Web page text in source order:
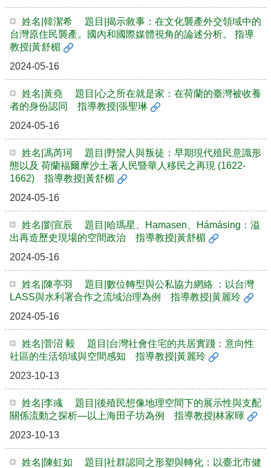
姓名|韓潔希 題目|揭示敘事：在文化襲產外交領域中的
台灣原住民襲產。國內和國際媒體視角的論述分析。 指導
教授|黃舒楣
2024-05-16
姓名|黃堯 題目|心之所在就是家：在荷蘭的臺灣被收養
者的身份認同 指導教授|張聖琳
2024-05-16
姓名|馮芮珂 題目|野蠻人與叛徒：早期現代殖民意識形
態以及 荷蘭福爾摩沙土著人民暨華人移民之再現 (1622-
1662) 指導教授|黃舒楣
2024-05-16
姓名|劉宣辰 題目|哈瑪星、Hamasen、Hámásing：溢
出再造歷史現場的空間政治 指導教授|黃舒楣
2024-05-16
姓名|陳亭羽 題目|數位轉型與公私協力網絡 ：以台灣
LASS與水利署合作之流域治理為例 指導教授|黃麗玲
2024-05-16
姓名|菅沼 毅 題目|台灣社會住宅的共居實踐：意向性
社區的生活領域與空間感知 指導教授|黃麗玲
2023-10-13
姓名|李彧 題目|後殖民想像地理空間下的展示性與支配
關係流動之探析—以上海田子坊為例 指導教授|林家暉
2023-10-13
姓名|陳虹如 題目|社群認同之形塑與轉化：以臺北市健